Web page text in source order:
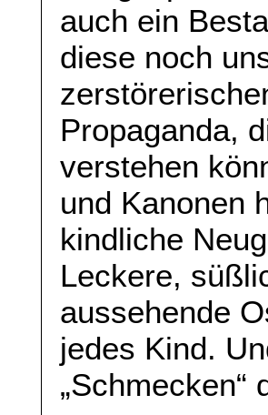
auch ein
diese noch
Propaganda,
verstehen
und Kanonen
kindliche
Leckere,
aussehende
jedes Kind.